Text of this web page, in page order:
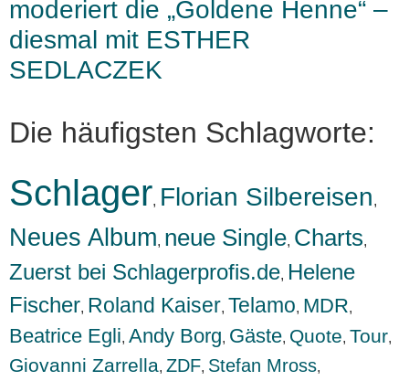
moderiert die „Goldene Henne“ –
diesmal mit ESTHER
SEDLACZEK
Die häufigsten Schlagworte:
Schlager, Florian Silbereisen,
Neues Album, neue Single, Charts,
Zuerst bei Schlagerprofis.de, Helene
Fischer, Roland Kaiser, Telamo, MDR,
Beatrice Egli, Andy Borg, Gäste, Quote, Tour,
Giovanni Zarrella, ZDF, Stefan Mross,